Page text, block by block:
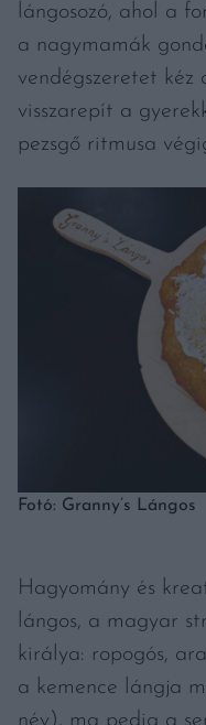
lángosozó, ahol a
a nagymamák
vendégszeretet
visszarepít a
pezsgő ritmusa
Fotó: Granny’s Lángos
Hagyomány és
lángos, a magyar
királya: ropogós,
a kemence lángja